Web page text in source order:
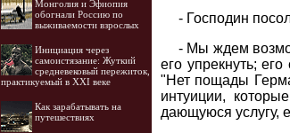
Монголия и Эфиопия
обогнали Россию по
выживаемости взрослых
Инициация через
самоистязание: Жуткий
средневековый пережиток,
практикуемый в XXI веке
Как зарабатывать на
путешествиях
- Господин
- Мы ждем
его упрекнуть;
"Нет пощады
интуиции,
дающуюся услугу,